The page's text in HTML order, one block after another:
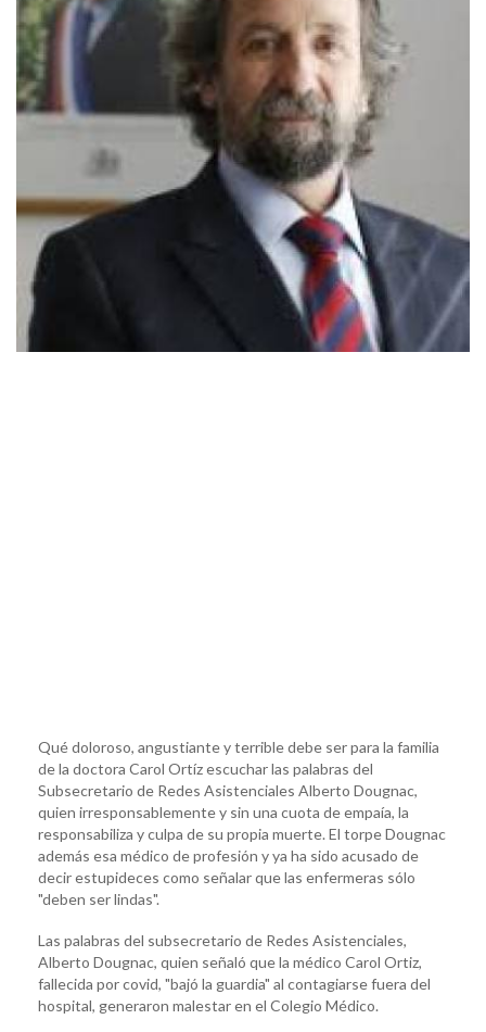
Qué doloroso, angustiante y terrible debe ser para la familia
de la doctora Carol Ortíz escuchar las palabras del
Subsecretario de Redes Asistenciales Alberto Dougnac,
quien irresponsablemente y sin una cuota de empaía, la
responsabiliza y culpa de su propia muerte. El torpe Dougnac
además esa médico de profesión y ya ha sido acusado de
decir estupideces como señalar que las enfermeras sólo
"deben ser lindas".
Las palabras del subsecretario de Redes Asistenciales,
Alberto Dougnac, quien señaló que la médico Carol Ortiz,
fallecida por covid, "bajó la guardia" al contagiarse fuera del
hospital, generaron malestar en el Colegio Médico.